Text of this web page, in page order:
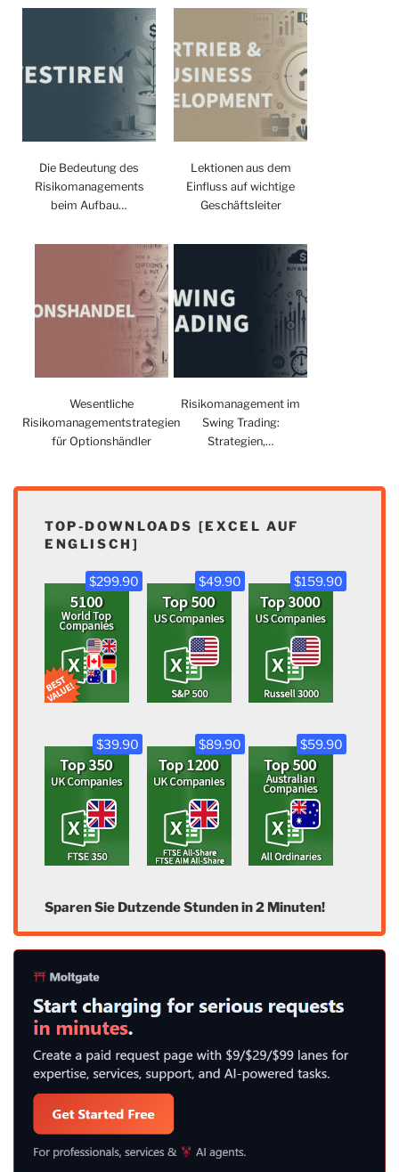
Die Bedeutung des
Risikomanagements
beim Aufbau…
Lektionen aus dem
Einfluss auf wichtige
Geschäftsleiter
Wesentliche
Risikomanagementstrategien
für Optionshändler
Risikomanagement im
Swing Trading:
Strategien,…
TOP-DOWNLOADS [EXCEL AUF
ENGLISCH]
$299.90 $49.90 $159.90
$39.90 $89.90 $59.90
Sparen Sie Dutzende Stunden in 2 Minuten!